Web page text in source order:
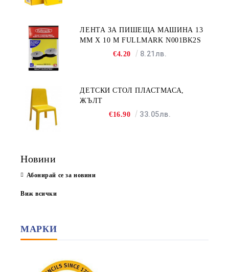
ЛЕНТА ЗА ПИШЕЩА МАШИНА 13
MM X 10 M FULLMARK N001BK2S
€4.20
8.21лв.
ДЕТСКИ СТОЛ ПЛАСТМАСА,
ЖЪЛТ
€16.90
33.05лв.
Новини
Абонирай се за новини
Виж всички
МАРКИ